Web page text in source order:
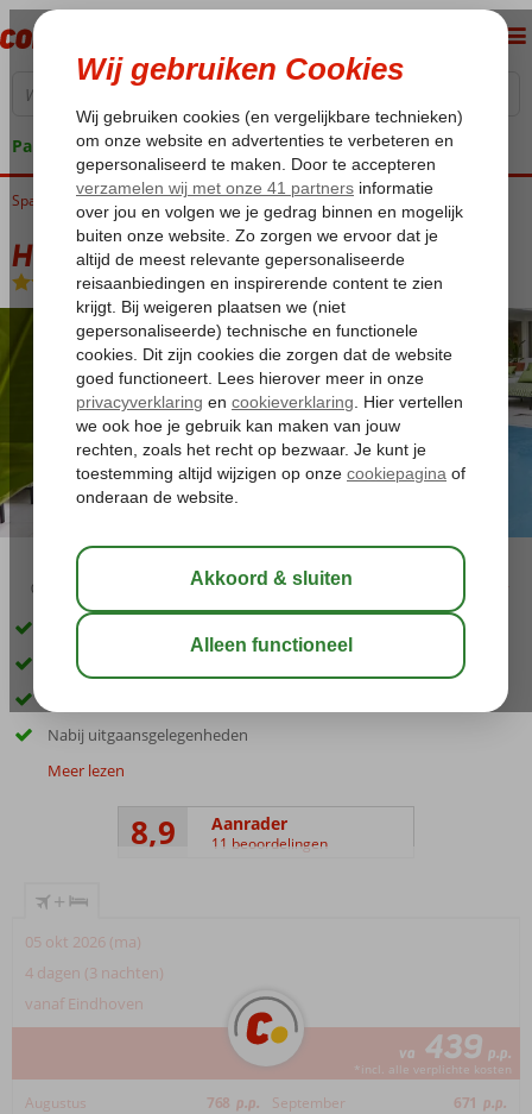
Pakketgarantie
Home
Spanje Balearen Mallorca Playa de Palma HM Dunas Blancas
HM Dunas Blancas
Logies en ontbijt -Hotel
02:30 aug 30°C
Op steenworp afstand van het strand
Aan de rand van bruisende El Arenal
Nabij uitgaansgelegenheden
Meer lezen
8,9 Aanrader
11 beoordelingen
+
05 okt 2026 (ma)
4 dagen (3 nachten)
vanaf Eindhoven
va 439 p.p.
*incl. alle verplichte kosten
Augustus 768 p.p. September 671 p.p.